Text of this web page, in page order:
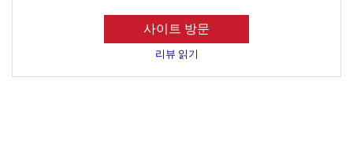
사이트 방문
리뷰 읽기